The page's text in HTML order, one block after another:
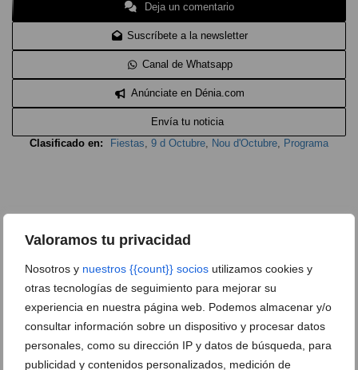
Valoramos tu privacidad
Nosotros y nuestros {{count}} socios utilizamos cookies y
otras tecnologías de seguimiento para mejorar su
experiencia en nuestra página web. Podemos almacenar y/o
consultar información sobre un dispositivo y procesar datos
personales, como su dirección IP y datos de búsqueda, para
publicidad y contenidos personalizados, medición de
Deja un comentario
Suscríbete a la newsletter
Canal de Whatsapp
Anúnciate en Dénia.com
Envía tu noticia
Clasificado en:
Fiestas, 9 d Octubre, Nou d'Octubre, Programa